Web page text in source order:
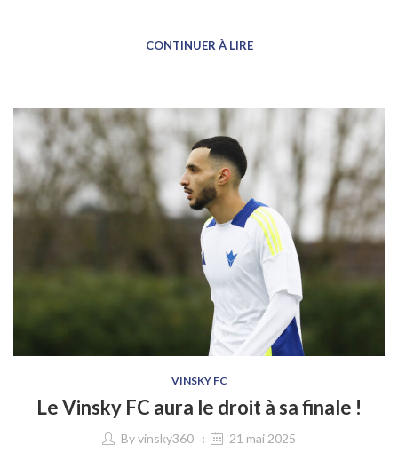
CONTINUER À LIRE
VINSKY FC
Le Vinsky FC aura le droit à sa finale !
Byvinsky360 21 mai 2025